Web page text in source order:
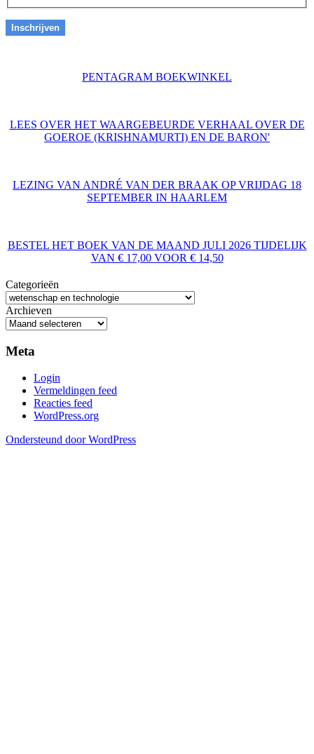
PENTAGRAM BOEKWINKEL
LEES OVER HET WAARGEBEURDE VERHAAL OVER DE
GOEROE (KRISHNAMURTI) EN DE BARON'
LEZING VAN ANDRÉ VAN DER BRAAK OP VRIJDAG 18
SEPTEMBER IN HAARLEM
BESTEL HET BOEK VAN DE MAAND JULI 2026 TIJDELIJK
VAN € 17,00 VOOR € 14,50
Categorieën
Archieven
Meta
Login
Vermeldingen feed
Reacties feed
WordPress.org
Ondersteund door WordPress